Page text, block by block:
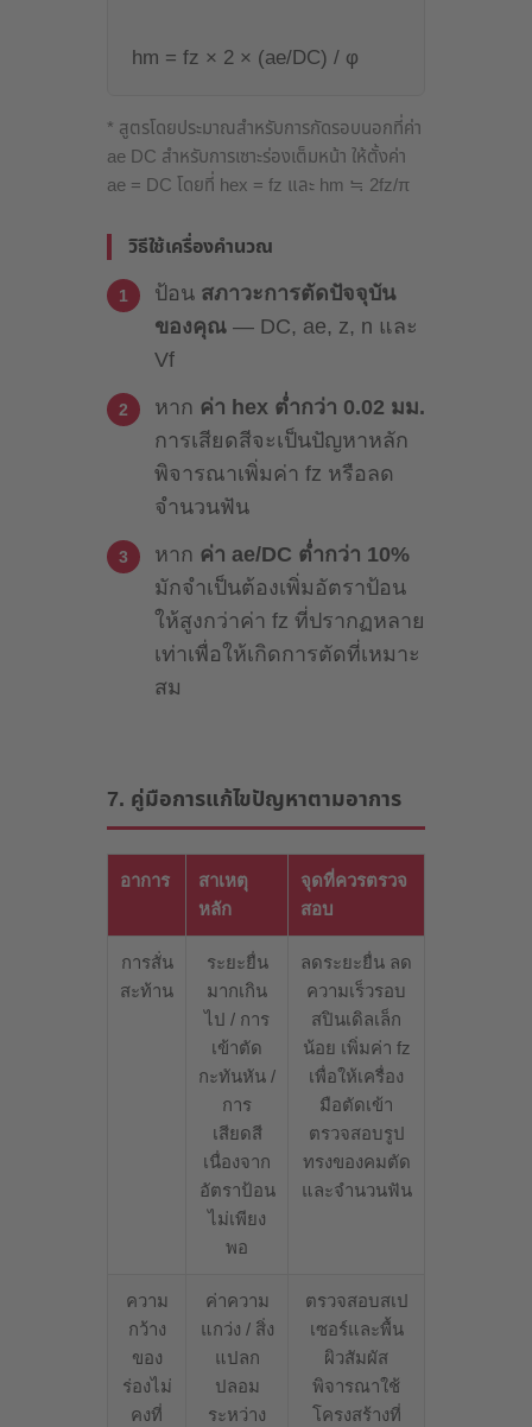
hm = fz × 2 × (ae/DC) / φ
* สูตรโดยประมาณสำหรับการกัดรอบนอกที่ค่า
ae DC สำหรับการเซาะร่องเต็มหน้า ให้ตั้งค่า
ae = DC โดยที่ hex = fz และ hm ≒ 2fz/π
วิธีใช้เครื่องคำนวณ
ป้อน สภาวะการตัดปัจจุบัน
ของคุณ — DC, ae, z, n และ
Vf
หาก ค่า hex ต่ำกว่า 0.02 มม.
การเสียดสีจะเป็นปัญหาหลัก
พิจารณาเพิ่มค่า fz หรือลด
จำนวนฟัน
หาก ค่า ae/DC ต่ำกว่า 10%
มักจำเป็นต้องเพิ่มอัตราป้อน
ให้สูงกว่าค่า fz ที่ปรากฏหลาย
เท่าเพื่อให้เกิดการตัดที่เหมาะ
สม
7. คู่มือการแก้ไขปัญหาตามอาการ
อาการ
สาเหตุ
หลัก
จุดที่ควรตรวจ
สอบ
การสั่น
สะท้าน
ระยะยื่น
มากเกิน
ไป / การ
เข้าตัด
กะทันหัน /
การ
เสียดสี
เนื่องจาก
อัตราป้อน
ไม่เพียง
พอ
ลดระยะยื่น ลด
ความเร็วรอบ
สปินเดิลเล็ก
น้อย เพิ่มค่า fz
เพื่อให้เครื่อง
มือตัดเข้า
ตรวจสอบรูป
ทรงของคมตัด
และจำนวนฟัน
ความ
กว้าง
ของ
ร่องไม่
คงที่
ค่าความ
แกว่ง / สิ่ง
แปลก
ปลอม
ระหว่าง
ตรวจสอบสเป
เซอร์และพื้น
ผิวสัมผัส
พิจารณาใช้
โครงสร้างที่